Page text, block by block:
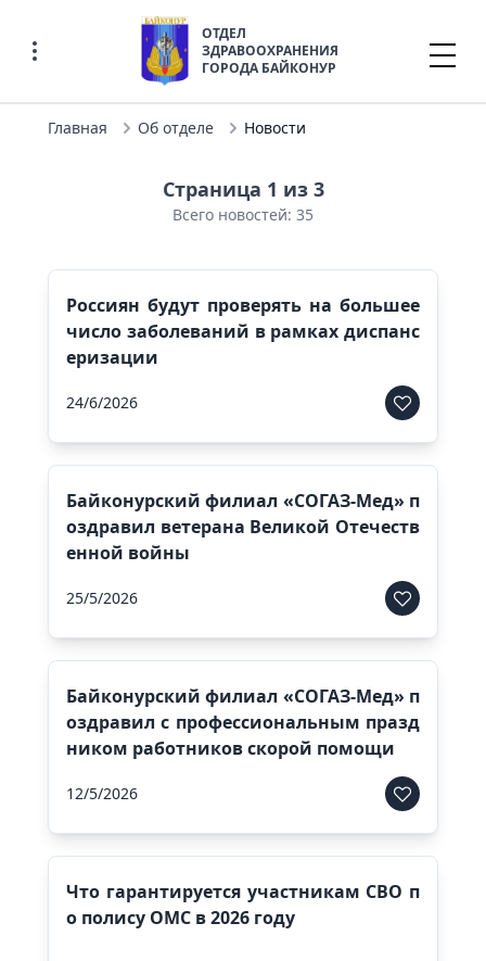
ОТДЕЛ
ЗДРАВООХРАНЕНИЯ
ГОРОДА БАЙКОНУР
Главная Об отделе Новости
Страница 1 из 3
Всего новостей: 35
Россиян будут проверять на большее
число заболеваний в рамках диспанс
еризации
24/6/2026
Байконурский филиал «СОГАЗ-Мед» п
оздравил ветерана Великой Отечеств
енной войны
25/5/2026
Байконурский филиал «СОГАЗ-Мед» п
оздравил с профессиональным празд
ником работников скорой помощи
12/5/2026
Что гарантируется участникам СВО п
о полису ОМС в 2026 году